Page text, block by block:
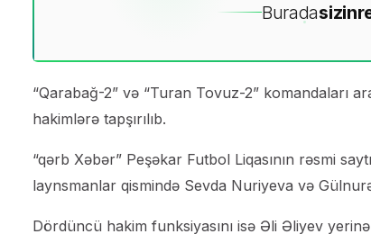
Buradasizin
“Qarabağ-2” və “Turan Tovuz-2” komandaları
hakimlərə tapşırılıb.
“qərb Xəbər” Peşəkar Futbol Liqasının rəsmi
laynsmanlar qismində Sevda Nuriyeva və
Dördüncü hakim funksiyasını isə Əli Əliyev